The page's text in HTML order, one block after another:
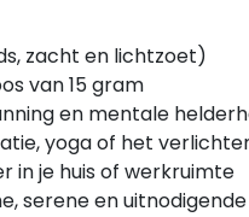
zacht en lichtzoet)
van 15 gram
en mentale
yoga of het
in je huis of werkruimte
serene en